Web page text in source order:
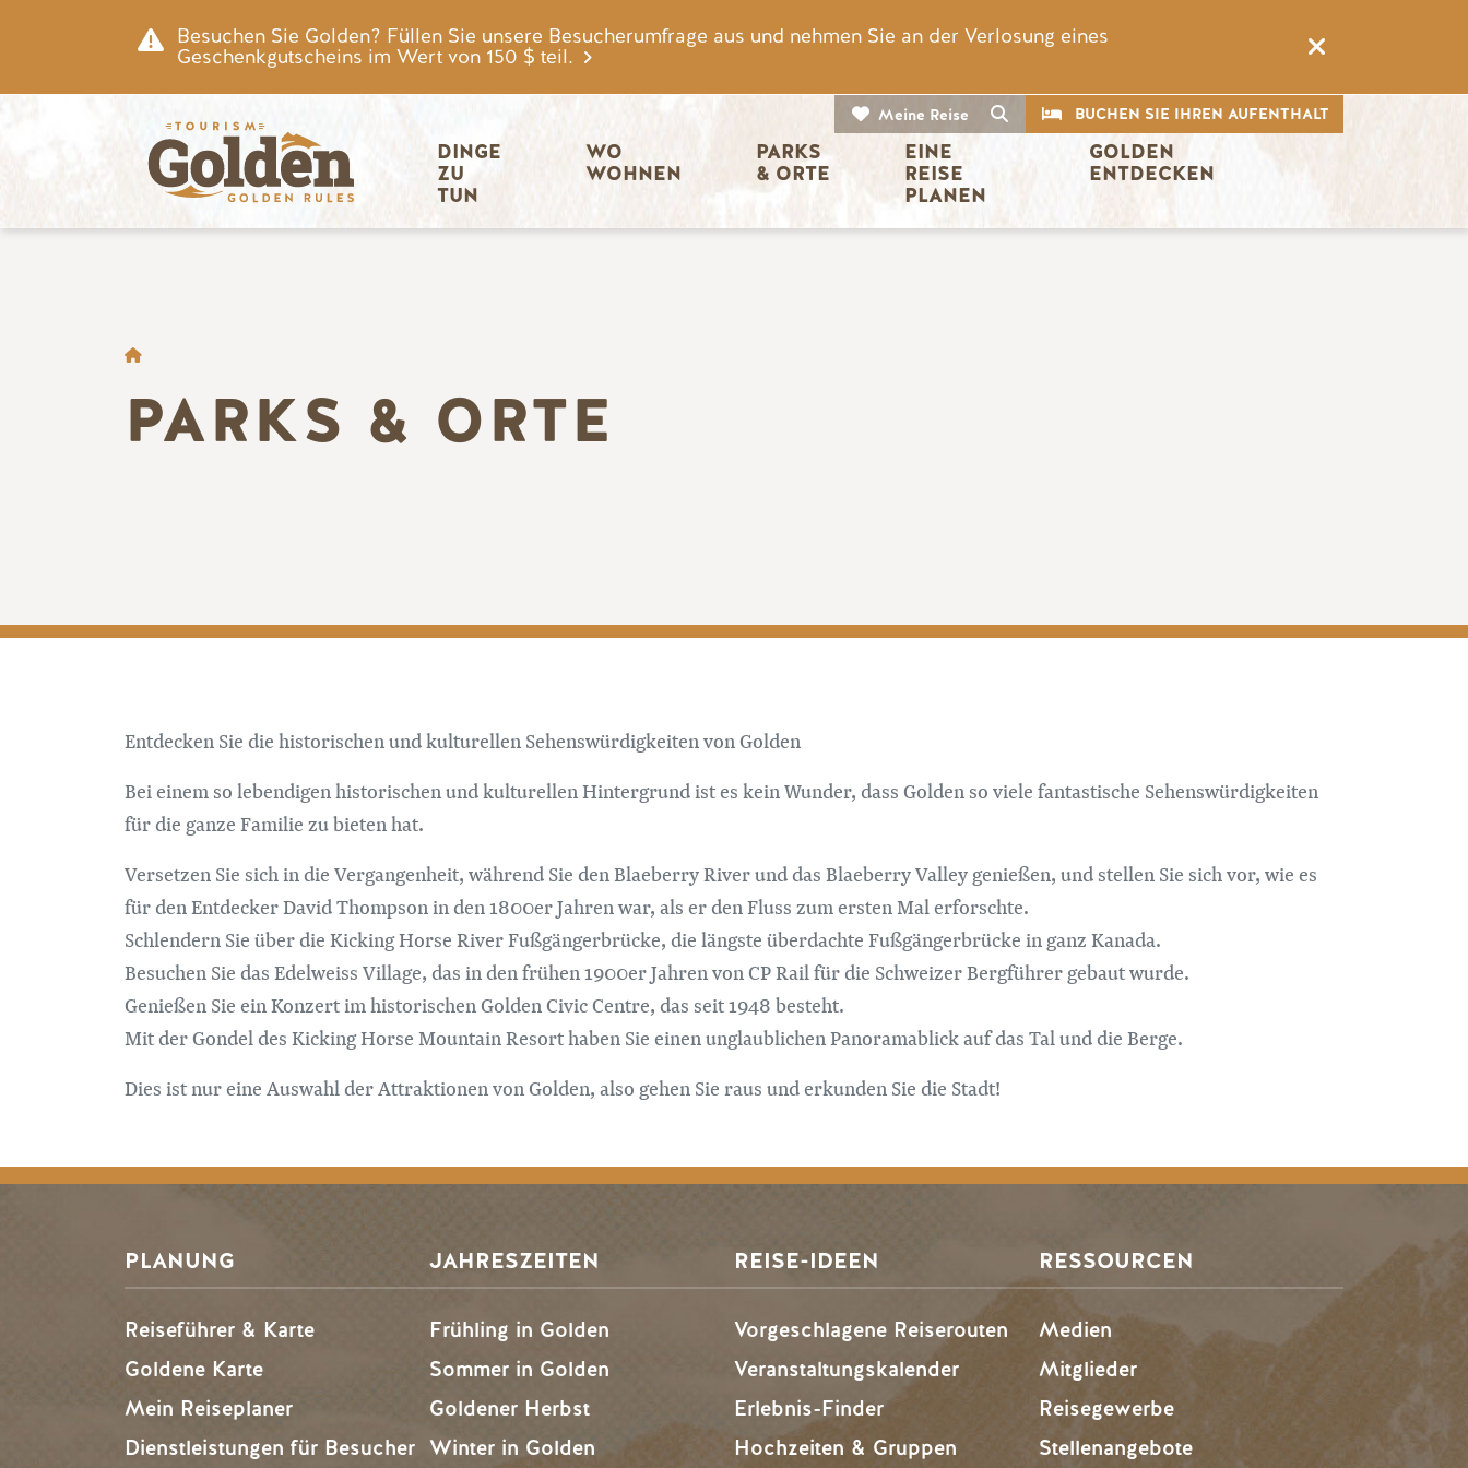
Besuchen Sie Golden? Füllen Sie unsere Besucherumfrage aus und nehmen Sie an der Verlosung eines
Geschenkgutscheins im Wert von 150 $ teil.
Meine Reise Suche
CTABUCHEN SIE IHREN AUFENTHALT
DINGE
ZU
TUN
WO
WOHNEN
PARKS
& ORTE
EINE
REISE
PLANEN
GOLDEN
ENTDECKEN
BROTKRÜMEL
PARKS & ORTE
Entdecken Sie die historischen und kulturellen Sehenswürdigkeiten von Golden
Bei einem so lebendigen historischen und kulturellen Hintergrund ist es kein Wunder, dass Golden so viele fantastische Sehenswürdigkeiten
für die ganze Familie zu bieten hat.
Versetzen Sie sich in die Vergangenheit, während Sie den Blaeberry River und das Blaeberry Valley genießen, und stellen Sie sich vor, wie es
für den Entdecker David Thompson in den 1800er Jahren war, als er den Fluss zum ersten Mal erforschte.
Schlendern Sie über die Kicking Horse River Fußgängerbrücke, die längste überdachte Fußgängerbrücke in ganz Kanada.
Besuchen Sie das Edelweiss Village, das in den frühen 1900er Jahren von CP Rail für die Schweizer Bergführer gebaut wurde.
Genießen Sie ein Konzert im historischen Golden Civic Centre, das seit 1948 besteht.
Mit der Gondel des Kicking Horse Mountain Resort haben Sie einen unglaublichen Panoramablick auf das Tal und die Berge.
Dies ist nur eine Auswahl der Attraktionen von Golden, also gehen Sie raus und erkunden Sie die Stadt!
PLANUNG
Reiseführer & Karte
Goldene Karte
Mein Reiseplaner
Dienstleistungen für Besucher
JAHRESZEITEN
Frühling in Golden
Sommer in Golden
Goldener Herbst
Winter in Golden
REISE-IDEEN
Vorgeschlagene Reiserouten
Veranstaltungskalender
Erlebnis-Finder
Hochzeiten & Gruppen
RESSOURCEN
Medien
Mitglieder
Reisegewerbe
Stellenangebote